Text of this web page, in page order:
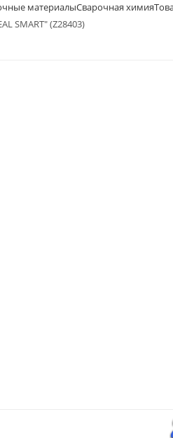
материалыСварочная химия
SMART" (Z28403)